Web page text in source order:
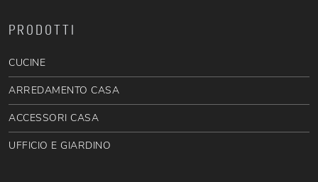
PRODOTTI
CUCINE
ARREDAMENTO CASA
ACCESSORI CASA
UFFICIO E GIARDINO